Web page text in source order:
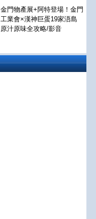
金門物產展+阿特登場！金門
工業會×漢神巨蛋19家浯島
原汁原味全攻略/影音